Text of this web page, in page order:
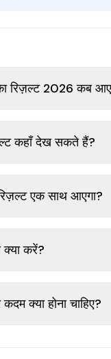
का रिज़ल्ट 2026 कब
कहाँ देख सकते हैं?
एक साथ आएगा?
करें?
क्या होना चाहिए?